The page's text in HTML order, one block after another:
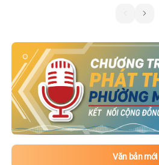
Văn bản mới